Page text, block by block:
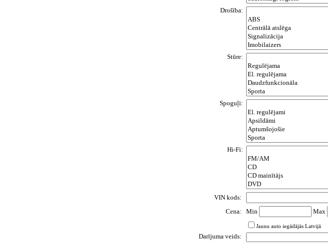
Drošība:
Stūre:
Spoguļi:
Hi-Fi:
VIN kods:
Cena:
Min Max
Jaunu auto iegādājās Latvijā
Darījuma veids: